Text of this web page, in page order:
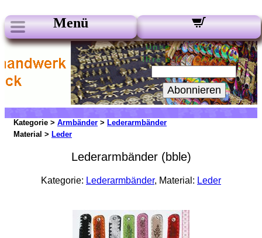
Menü
Unsere Newsletter:
Ihre e-Mail-Adresse:
Abonnieren
Kategorie > Armbänder > Lederarmbänder
Material > Leder
Lederarmbänder (bble)
Kategorie: Lederarmbänder, Material: Leder